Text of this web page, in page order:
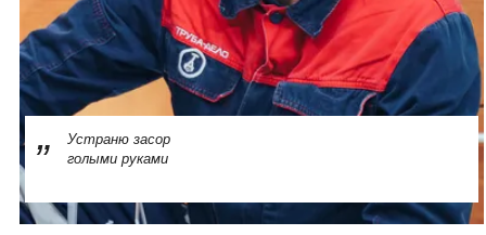
Устраню засор
голыми руками